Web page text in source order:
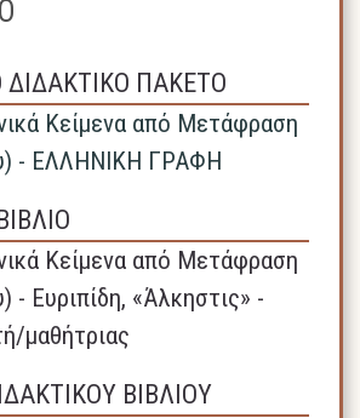
ΔΙΔΑΚΤΙΚΟ ΠΑΚΕΤΟ
Κείμενα από Μετάφραση
- ΕΛΛΗΝΙΚΗ ΓΡΑΦΗ
Κείμενα από Μετάφραση
- Ευριπίδη, «Άλκηστις» -
μαθήτριας
ΒΙΒΛΙΟΥ